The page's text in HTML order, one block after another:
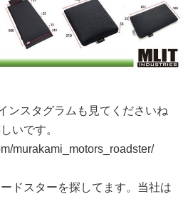
ンスタグラムも見てくださいね
いです。
murakami_motors_roadster/
ドスターを探してます。当社は